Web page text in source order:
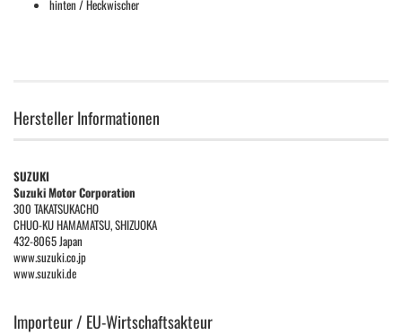
hinten / Heckwischer
Hersteller Informationen
SUZUKI
Suzuki Motor Corporation
300 TAKATSUKACHO
CHUO-KU HAMAMATSU, SHIZUOKA
432-8065 Japan
www.suzuki.co.jp
www.suzuki.de
Importeur / EU-Wirtschaftsakteur